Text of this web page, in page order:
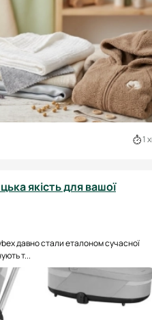
1
якість для вашої
давно стали еталоном сучасної
т...